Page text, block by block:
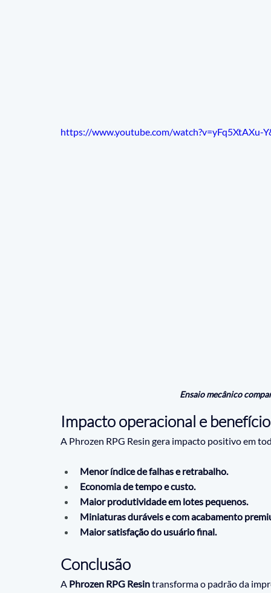
https://www.youtube.com/watch?v=yFq5XtAXu-
Ensaio mecânico
Impacto operacional e
A Phrozen RPG Resin gera impacto positivo em
Menor índice de falhas e retrabalho.
Economia de tempo e custo.
Maior produtividade em lotes pequenos.
Miniaturas duráveis e com acabamento
Maior satisfação do usuário final.
Conclusão
A Phrozen RPG Resin transforma o padrão da